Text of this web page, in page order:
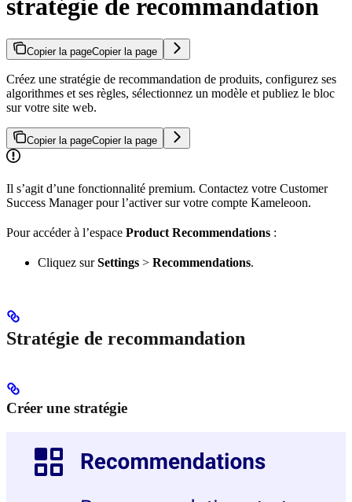
stratégie de recommandation
Copier la pageCopier la page
Créez une stratégie de recommandation de produits, configurez ses
algorithmes et ses règles, sélectionnez un modèle et publiez le bloc
sur votre site web.
Copier la pageCopier la page
Il s’agit d’une fonctionnalité premium. Contactez votre Customer
Success Manager pour l’activer sur votre compte Kameleoon.
Pour accéder à l’espace Product Recommendations :
Cliquez surSettings > Recommendations.
Stratégie de recommandation
Créer une stratégie